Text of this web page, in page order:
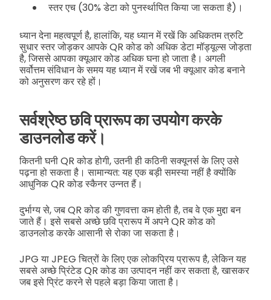
स्तर एच (30% डेटा को पुनर्स्थापित किया जा सकता है)।
ध्यान देना महत्वपूर्ण है, हालांकि, यह ध्यान में रखें कि अधिकतम त्रुटि
सुधार स्तर जोड़कर आपके QR कोड को अधिक डेटा मॉड्यूल्स जोड़ता
है, जिससे आपका क्यूआर कोड अधिक घना हो जाता है। अगली
सर्वोत्तम संविधान के समय यह ध्यान में रखें जब भी क्यूआर कोड बनाने
को अनुसरण कर रहे हों।
सर्वश्रेष्ठ छवि प्रारूप का उपयोग करके
डाउनलोड करें।
कितनी घनी QR कोड होगी, उतनी ही कठिनी सक्यूनर्स के लिए उसे
पढ़ना हो सकता है। सामान्यत: यह एक बड़ी समस्या नहीं है क्योंकि
आधुनिक QR कोड स्कैनर उन्नत हैं।
दुर्भाग्य से, जब QR कोड की गुणवत्ता कम होती है, तब वे एक मुद्दा बन
जाते हैं। इसे सबसे अच्छे छवि प्रारूप में अपने QR कोड को
डाउनलोड करके आसानी से रोका जा सकता है।
JPG या JPEG चित्रों के लिए एक लोकप्रिय प्रारूप है, लेकिन यह
सबसे अच्छे प्रिंटेड QR कोड का उत्पादन नहीं कर सकता है, खासकर
जब इसे प्रिंट करने से पहले बड़ा किया जाता है।